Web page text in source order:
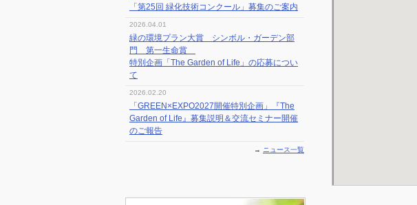
「第25回 緑化技術コンクール」募集のご案内
2026.04.01
緑の環境プラン大賞 シンボル・ガーデン部
門 第一生命賞
特別企画「The Garden of Life」の応募につい
て
2026.02.20
「GREEN×EXPO2027開催特別企画」『The
Garden of Life』募集説明＆交流セミナー開催
のご報告
→ ニュース一覧